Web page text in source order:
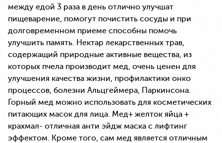
между едой 3 раза в день отлично улучшат
пищеварение, помогут почистить сосуды и при
долговременном приеме способны помочь
улучшить память. Нектар лекарственных трав,
содержащий природные активные вещества, из
которых пчела производит мед, очень ценен для
улучшения качества жизни, профилактики онко
процессов, болезни Альцгеймера, Паркинсона.
Горный мед можно использовать для косметических
питающих масок для лица. Мед+ желток яйца +
крахмал- отличная анти эйдж маска с лифтинг
эффектом. Кроме того, сам мед является отличным